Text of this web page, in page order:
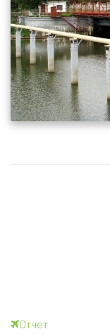
Отчет